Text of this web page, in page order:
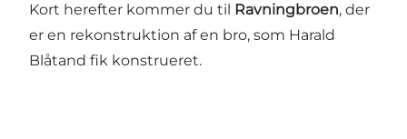
Kort herefter kommer du til Ravningbroen, der
er en rekonstruktion af en bro, som Harald
Blåtand fik konstrueret.